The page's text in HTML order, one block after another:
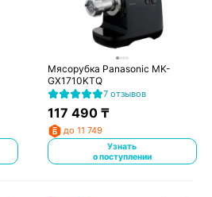
Мясорубка Panasonic MK-
GX1710KTQ
7 отзывов
117 490 ₸
до 11 749
Узнать
о поступлении